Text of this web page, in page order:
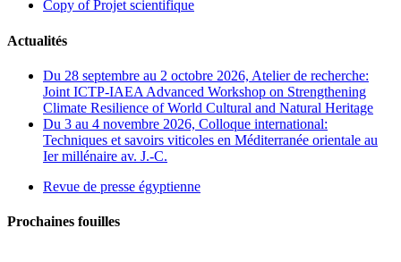
Copy of Projet scientifique
Actualités
Du 28 septembre au 2 octobre 2026, Atelier de recherche:
Joint ICTP-IAEA Advanced Workshop on Strengthening
Climate Resilience of World Cultural and Natural Heritage
Du 3 au 4 novembre 2026, Colloque international:
Techniques et savoirs viticoles en Méditerranée orientale au
Ier millénaire av. J.-C.
Revue de presse égyptienne
Prochaines fouilles